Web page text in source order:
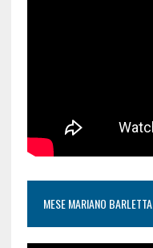
MESE MARIANO BARLETTA